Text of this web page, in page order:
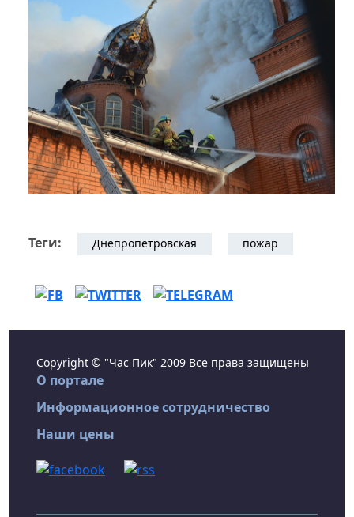
Теги: Днепропетровская пожар
Copyright © "Час Пик" 2009 Все права защищены
О портале
Информационное сотрудничество
Наши цены